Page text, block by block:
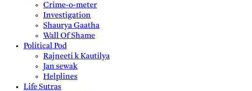
Crime-o-meter
Investigation
Shaurya Gaatha
Wall Of Shame
Political Pod
Rajneeti k Kautilya
Jan sewak
Helplines
Life Sutras